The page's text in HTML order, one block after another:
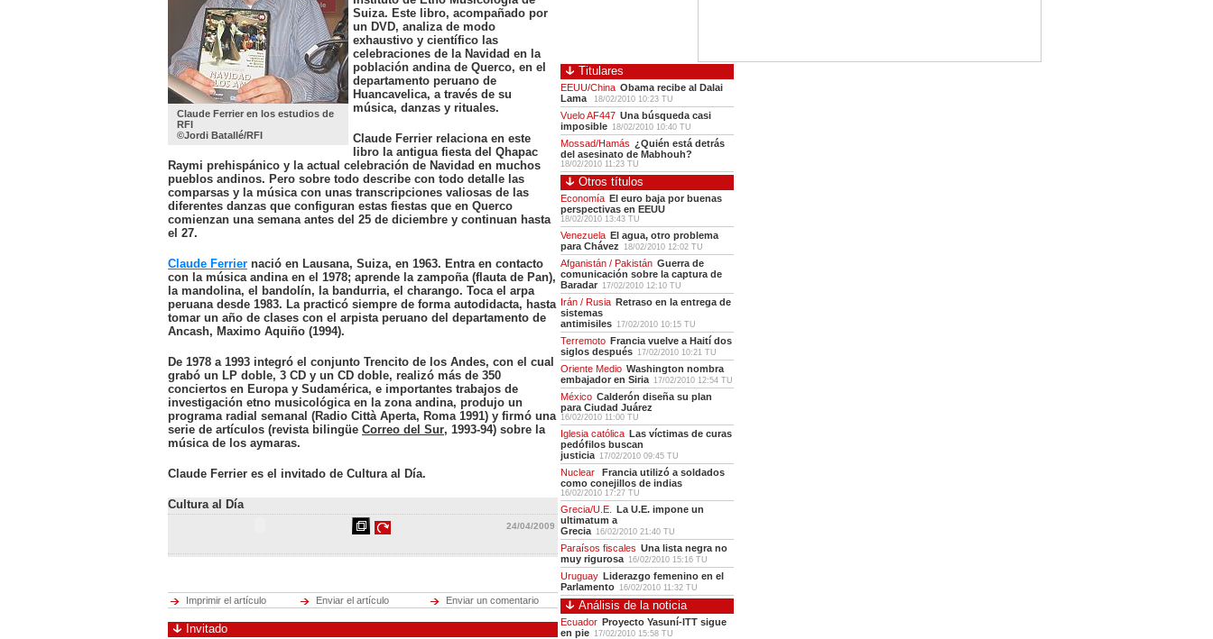
Cerrar
Oriente medio
Hot tags
Cerrar
África
Hot tags
Cerrar
Hot tags
Cerrar
ECONOMÍA
DEPORTES
CULTURA
CIENCIA
RFI MÚSICA
APRENDER FRANCÉS
PROGRAMAS
Economía
Hot tags
Deportes
Hot tags
Cerrar
Cultura
Cerrar
Sociedad
Hot tags
Cerrar
Ciencia
Cerrar
Cerrar
Claude Ferrier en los estudios de
RFI
©Jordi Batallé/RFI
Suiza. Este libro, acompañado por
un DVD, analiza de modo
exhaustivo y científico las
celebraciones de la Navidad en la
población andina de Querco, en el
departamento peruano de
Huancavelica, a través de su
música, danzas y rituales.
Claude Ferrier relaciona en este
libro la antigua fiesta del Qhapac
Raymi prehispánico y la actual celebración de Navidad en muchos
pueblos andinos. Pero sobre todo describe con todo detalle las
comparsas y la música con unas transcripciones valiosas de las
diferentes danzas que configuran estas fiestas que en Querco
comienzan una semana antes del 25 de diciembre y continuan hasta
el 27.
Claude Ferrier nació en Lausana, Suiza, en 1963. Entra en contacto
con la música andina en el 1978; aprende la zampoña (flauta de Pan),
la mandolina, el bandolín, la bandurria, el charango. Toca el arpa
peruana desde 1983. La practicó siempre de forma autodidacta, hasta
tomar un año de clases con el arpista peruano del departamento de
Ancash, Maximo Aquiño (1994).
De 1978 a 1993 integró el conjunto Trencito de los Andes, con el cual
grabó un LP doble, 3 CD y un CD doble, realizó más de 350
conciertos en Europa y Sudamérica, e importantes trabajos de
investigación etno musicológica en la zona andina, produjo un
programa radial semanal (Radio Città Aperta, Roma 1991) y firmó una
serie de artículos (revista bilingüe Correo del Sur, 1993-94) sobre la
música de los aymaras.
Claude Ferrier es el invitado de Cultura al Día.
Cultura al Día
24/04/2009
Imprimir el artículo Enviar el artículo Enviar un comentario
Invitado
Titulares
EEUU/China Obama recibe al Dalai
Lama
18/02/2010 10:23 TU
Vuelo AF447 Una búsqueda casi
imposible 18/02/2010 10:40 TU
Mossad/Hamás ¿Quién está detrás
del asesinato de Mabhouh?
18/02/2010 11:23 TU
Otros títulos
Economía El euro baja por buenas
perspectivas en EEUU
18/02/2010 13:43 TU
Venezuela El agua, otro problema
para Chávez
18/02/2010 12:02 TU
Afganistán / Pakistán Guerra de
comunicación sobre la captura de
Baradar 17/02/2010 12:10 TU
Irán / Rusia Retraso en la entrega de
sistemas
antimisiles 17/02/2010 10:15 TU
Terremoto Francia vuelve a Haití dos
siglos después 17/02/2010 10:21 TU
Oriente Medio Washington nombra
embajador en Siria 17/02/2010 12:54 TU
México Calderón diseña su plan
para Ciudad Juárez
16/02/2010 11:00 TU
Iglesia católica Las víctimas de curas
pedófilos buscan
justicia 17/02/2010 09:45 TU
Nuclear
Francia utilizó a soldados
como conejillos de indias
16/02/2010 17:27 TU
Grecia/U.E.
La U.E. impone un
ultimatum a
Grecia 16/02/2010 21:40 TU
Paraísos fiscales Una lista negra no
muy rigurosa 16/02/2010 15:16 TU
Uruguay Liderazgo femenino en el
Parlamento 16/02/2010 11:32 TU
Análisis de la noticia
Ecuador Proyecto Yasuní-ITT sigue
en pie 17/02/2010 15:58 TU